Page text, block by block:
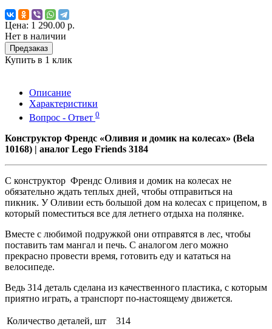
Цена: 1 290.00 р.
Нет в наличии
Предзаказ
Купить в 1 клик
Описание
Характеристики
Вопрос - Ответ 0
Конструктор Френдс «Оливия и домик на колесах» (Bela
10168) | аналог Lego Friends 3184
С конструктор Френдс Оливия и домик на колесах не
обязательно ждать теплых дней, чтобы отправиться на
пикник. У Оливии есть большой дом на колесах с прицепом, в
который поместиться все для летнего отдыха на полянке.
Вместе с любимой подружкой они отправятся в лес, чтобы
поставить там мангал и печь. С аналогом лего можно
прекрасно провести время, готовить еду и кататься на
велосипеде.
Ведь 314 деталь сделана из качественного пластика, с которым
приятно играть, а транспорт по-настоящему движется.
Количество деталей, шт
314